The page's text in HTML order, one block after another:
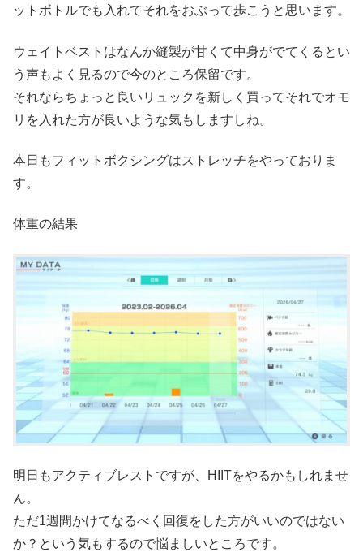
ットボトルでも入れてそれをおぶって歩こうと思います。
ウェイトベストはなんか縫製が甘くて中身がでてくるとい
う声もよく見るので今のところ保留です。
それならちょっと良いリュックを新しく買ってそれでオモ
リを入れた方が良いような気もしますしね。
本日もフィットボクシングはストレッチをやっておりま
す。
体重の結果
明日もアクティブレストですが、HIITをやるかもしれませ
ん。
ただ1週間かけてなるべく回復をした方がいいのではない
か？という気もするので悩ましいところです。